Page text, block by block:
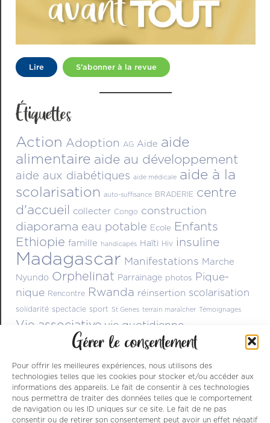
Gérer le consentement
Pour offrir les meilleures expériences, nous utilisons des
technologies telles que les cookies pour stocker et/ou accéder aux
informations des appareils. Le fait de consentir à ces technologies
nous permettra de traiter des données telles que le comportement
de navigation ou les ID uniques sur ce site. Le fait de ne pas
consentir ou de retirer son consentement peut avoir un effet négatif
Lire S’abonner à la revue
Étiquettes
Action Adoption AG Aide aide
alimentaire aide au développement
aide aux diabétiques aide médicale aide à la
scolarisation auto-suffisance BRADERIE centre
d'accueil collecter Congo construction
diaporama eau potable Ecole Enfants
Ethiopie famille handicapés Haïti Hiv insuline
Madagascar Manifestations Marche
Nyundo Orphelinat Parrainage photos Pique-
nique Rencontre Rwanda réinsertion scolarisation
solidarité spectacle sport St Genes terrain maraîcher Témoignages
Vie associative vie quotidienne